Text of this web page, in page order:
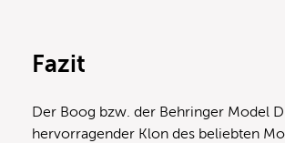
Fazit
Der Boog bzw. der Behringer Model
hervorragender Klon des beliebten